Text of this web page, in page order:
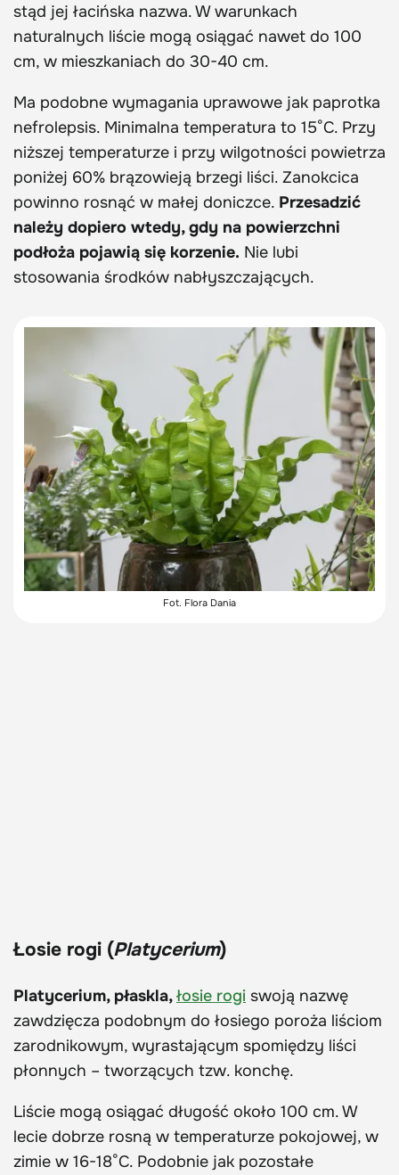
stąd jej łacińska nazwa. W warunkach
naturalnych liście mogą osiągać nawet do 100
cm, w mieszkaniach do 30-40 cm.
Ma podobne wymagania uprawowe jak paprotka
nefrolepsis. Minimalna temperatura to 15°C. Przy
niższej temperaturze i przy wilgotności powietrza
poniżej 60% brązowieją brzegi liści. Zanokcica
powinno rosnąć w małej doniczce. Przesadzić
należy dopiero wtedy, gdy na powierzchni
podłoża pojawią się korzenie. Nie lubi
stosowania środków nabłyszczających.
Fot. Flora Dania
Łosie rogi (Platycerium)
Platycerium, płaskla,łosie rogi swoją nazwę
zawdzięcza podobnym do łosiego poroża liściom
zarodnikowym, wyrastającym spomiędzy liści
płonnych – tworzących tzw. konchę.
Liście mogą osiągać długość około 100 cm. W
lecie dobrze rosną w temperaturze pokojowej, w
zimie w 16-18°C. Podobnie jak pozostałe